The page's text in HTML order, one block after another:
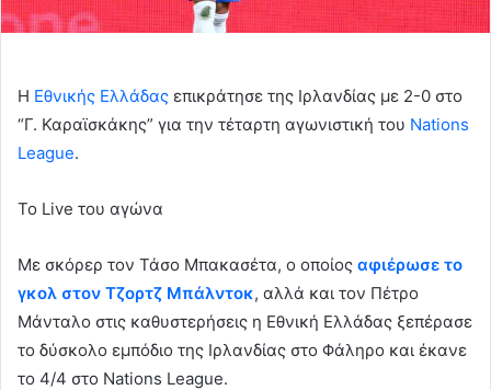
Η Εθνικής Ελλάδας επικράτησε της Ιρλανδίας με 2-0 στο
“Γ. Καραϊσκάκης” για την τέταρτη αγωνιστική του Nations
League.
Το Live του αγώνα
Με σκόρερ τον Τάσο Μπακασέτα, ο οποίος αφιέρωσε το
γκολ στον Τζορτζ Μπάλντοκ, αλλά και τον Πέτρο
Μάνταλο στις καθυστερήσεις η Εθνική Ελλάδας ξεπέρασε
το δύσκολο εμπόδιο της Ιρλανδίας στο Φάληρο και έκανε
το 4/4 στο Nations League.